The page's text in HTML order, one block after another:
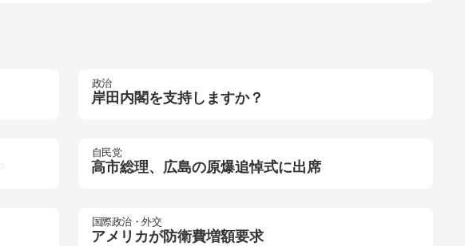
政治
岸田内閣を支持しますか？
自民党
高市総理、広島の原爆追悼式に出席
国際政治・外交
アメリカが防衛費増額要求